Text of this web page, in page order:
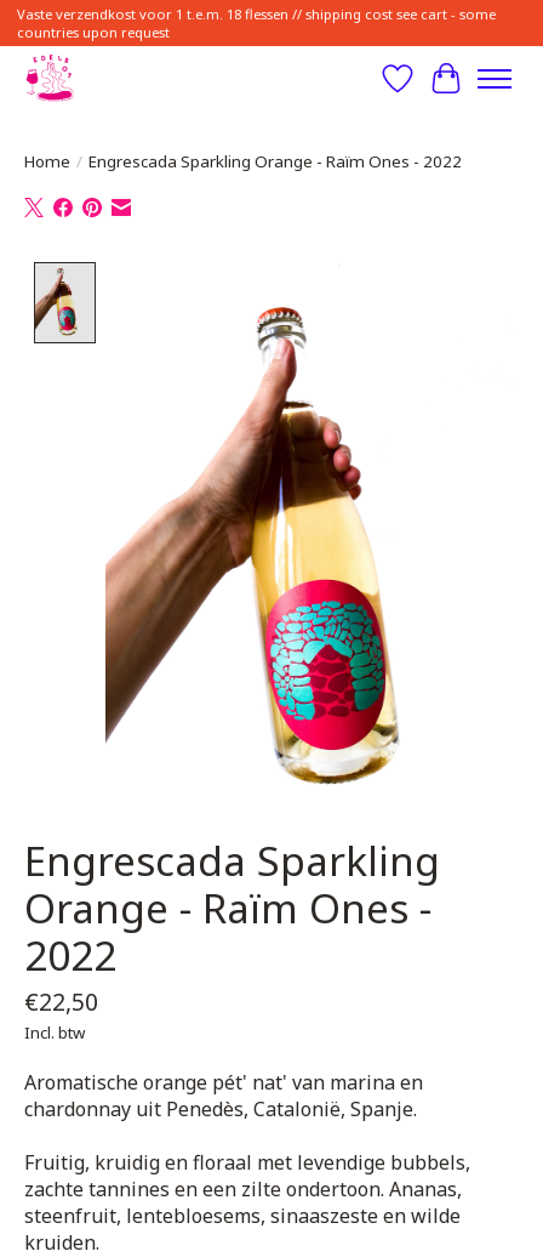
Vaste verzendkost voor 1 t.e.m. 18 flessen // shipping cost see cart - some
countries upon request
Verlanglijst
Home / Engrescada Sparkling Orange - Raïm Ones - 2022
Engrescada Sparkling
Orange - Raïm Ones -
2022
€22,50
Incl. btw
Aromatische orange pét' nat' van marina en
chardonnay uit Penedès, Catalonië, Spanje.
Fruitig, kruidig en floraal met levendige bubbels,
zachte tannines en een zilte ondertoon. Ananas,
steenfruit, lentebloesems, sinaaszeste en wilde
kruiden.